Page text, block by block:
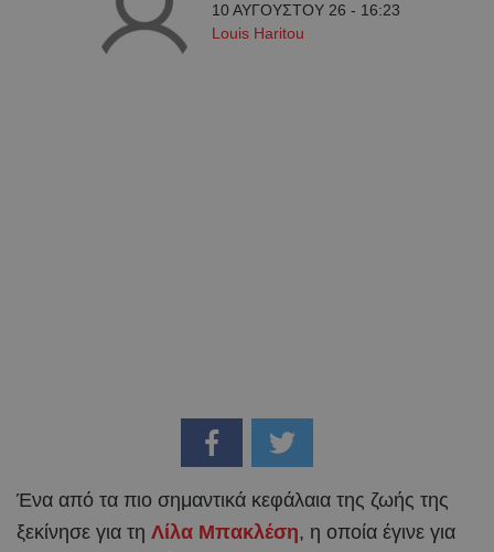
10 ΑΥΓΟΥΣΤΟΥ 26 - 16:23
Louis Haritou
Ένα από τα πιο σημαντικά κεφάλαια της ζωής της
ξεκίνησε για τη Λίλα Μπακλέση, η οποία έγινε για